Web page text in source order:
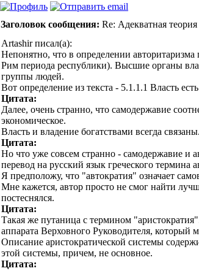
Заголовок сообщения: Re: Адекватная
Artashir писал(а):
Непонятно, что в определении
Рим периода республики). Высшие органы
группы людей.
Вот определение из текста - 5.1.1.1 Власть
Цитата:
Далее, очень странно, что самодержавие
экономическое.
Власть и владение богатствами всегда связаны.
Цитата:
Но что уже совсем странно - самодержавие и
перевод на русский язык греческого термина
Я предположу, что "автократия" означает
Мне кажется, автор просто не смог найти
постеснялся.
Цитата:
Такая же путаница с термином
аппарата Верховного Руководителя, который
Описание аристократической системы
этой системы, причем, не основное.
Цитата: